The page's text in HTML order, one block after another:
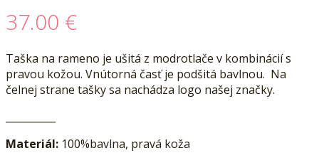
37.00 €
Taška na rameno je ušitá z modrotlače v kombinácií s
pravou kožou. Vnútorná časť je podšitá bavlnou. Na
čelnej strane tašky sa nachádza logo našej značky.
Materiál: 100%bavlna, pravá koža